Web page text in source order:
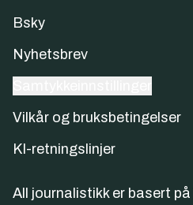
Bsky
Nyhetsbrev
Vilkår og bruksbetingelser
KI-retningslinjer
All journalistikk er basert på